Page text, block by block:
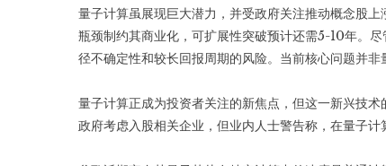
量子计算虽展现巨大潜力，并受政府关注推动概念股
瓶颈制约其商业化，可扩展性突破预计还需5-10年。
径不确定性和较长回报周期的风险。当前核心问题并非
量子计算正成为投资者关注的新焦点，但这一新兴技
政府考虑入股相关企业，但业内人士警告称，在量子